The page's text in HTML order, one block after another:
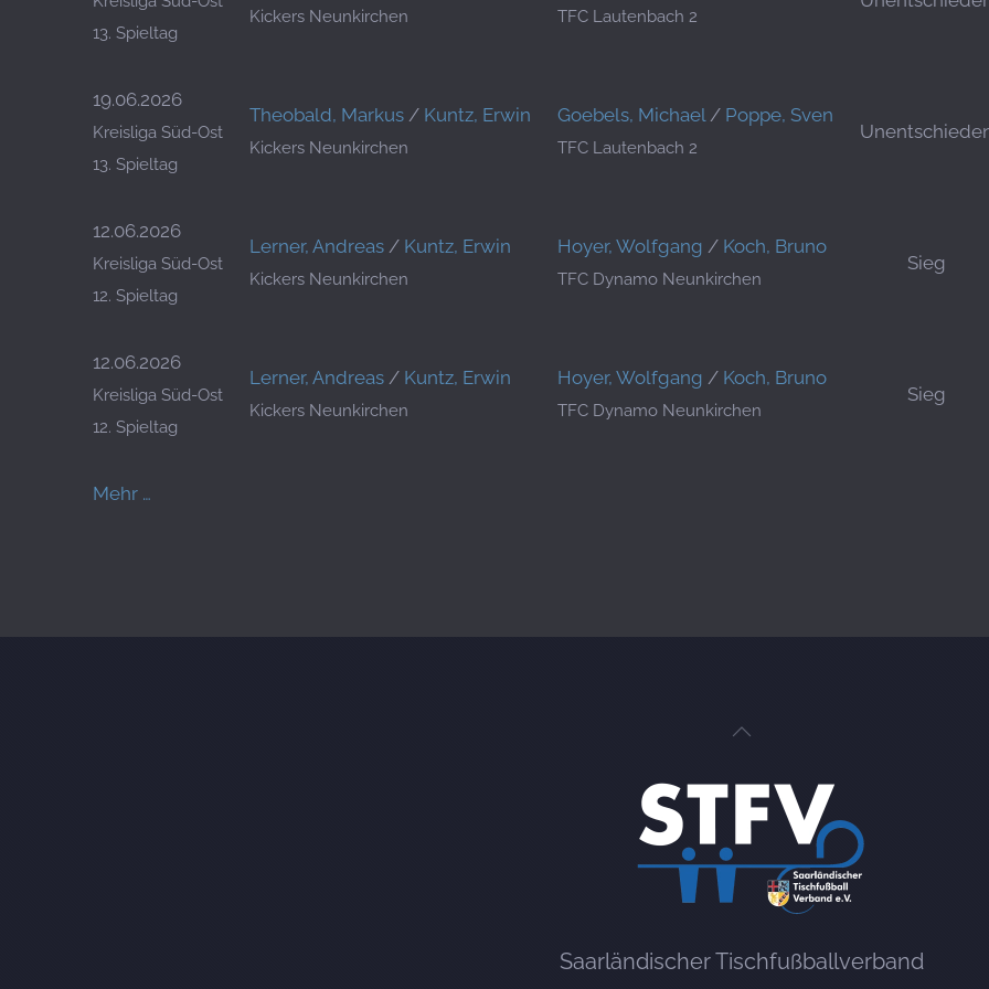
13. Spieltag
Kickers Neunkirchen TFC Lautenbach 2
19.06.2026
Kreisliga Süd-Ost
13. Spieltag
Theobald, Markus / Kuntz, Erwin
Kickers Neunkirchen
Goebels, Michael/ Poppe, Sven
TFC Lautenbach 2
12.06.2026
Kreisliga Süd-Ost
12. Spieltag
Lerner, Andreas / Kuntz, Erwin
Kickers Neunkirchen
Hoyer, Wolfgang / Koch, Bruno
TFC Dynamo Neunkirchen
Sieg
12.06.2026
Kreisliga Süd-Ost
12. Spieltag
Lerner, Andreas / Kuntz, Erwin
Kickers Neunkirchen
Hoyer, Wolfgang / Koch, Bruno
TFC Dynamo Neunkirchen
Sieg
Mehr …
Saarländischer Tischfußballverband